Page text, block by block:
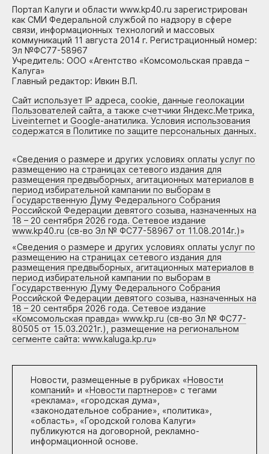
Портал Калуги и области www.kp40.ru зарегистрирован
как СМИ Федеральной службой по надзору в сфере
связи, информационных технологий и массовых
коммуникаций 11 августа 2014 г. Регистрационный номер:
Эл №ФС77-58967
Учредитель: ООО «Агентство «Комсомольская правда –
Калуга»
Главный редактор: Ивкин В.П.
Сайт использует IP адреса, cookie, данные геолокации
Пользователей сайта, а также счетчики Яндекс.Метрика,
Liveinternet и Google-анатилика. Условия использования
содержатся в Политике по защите персональных данных.
«Сведения о размере и других условиях оплаты услуг по
размещению на страницах сетевого издания для
размещения предвыборных, агитационных материалов в
период избирательной кампании по выборам в
Государственную Думу Федерального Собрания
Российской Федерации девятого созыва, назначенных на
18 – 20 сентября 2026 года. Сетевое издание
www.kp40.ru (св-во Эл № ФС77-58967 от 11.08.2014г.)»
«Сведения о размере и других условиях оплаты услуг по
размещению на страницах сетевого издания для
размещения предвыборных, агитационных материалов в
период избирательной кампании по выборам в
Государственную Думу Федерального Собрания
Российской Федерации девятого созыва, назначенных на
18 – 20 сентября 2026 года. Сетевое издание
«Комсомольская правда» www.kp.ru (св-во Эл № ФС77-
80505 от 15.03.2021г.), размещение на региональном
сегменте сайта: www.kaluga.kp.ru»
Новости, размещенные в рубриках «Новости
компаний» и «Новости партнеров» с тегами
«реклама», «городская дума»,
«законодательное собрание», «политика»,
«область», «Городской голова Калуги»
публикуются на договорной, рекламно-
информационной основе.